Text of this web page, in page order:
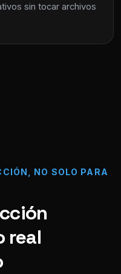
sin tocar archivos
NO SOLO PARA
real